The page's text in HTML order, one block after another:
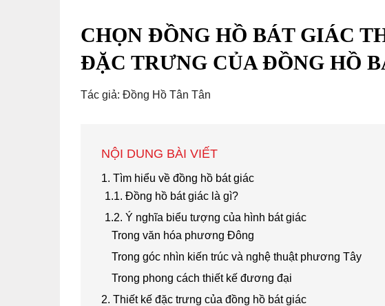
CHỌN ĐỒNG HỒ BÁT GIÁC
ĐẶC TRƯNG CỦA ĐỒNG HỒ
Tác giả: Đồng Hồ Tân Tân
NỘI DUNG BÀI VIẾT
1. Tìm hiểu về đồng hồ bát giác
1.1. Đồng hồ bát giác là gì?
1.2. Ý nghĩa biểu tượng của hình bát giác
Trong văn hóa phương Đông
Trong góc nhìn kiến trúc và nghệ thuật phương Tây
Trong phong cách thiết kế đương đại
2. Thiết kế đặc trưng của đồng hồ bát giác